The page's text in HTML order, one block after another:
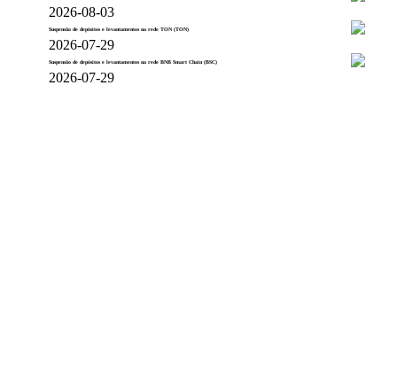
2026-08-03
Suspensão de depósitos e levantamentos na rede TON (TON)
2026-07-29
Suspensão de depósitos e levantamentos na rede BNB Smart Chain (BSC)
2026-07-29